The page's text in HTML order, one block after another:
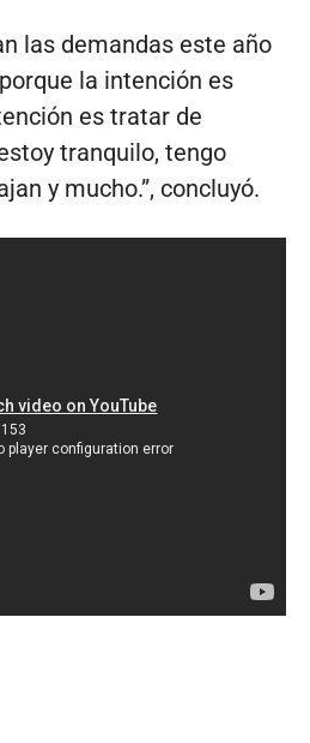
las demandas este año
la intención es
es tratar de
tranquilo, tengo
y mucho.”, concluyó.